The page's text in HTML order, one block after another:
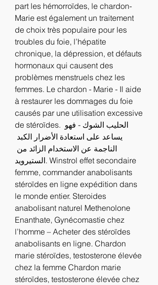
part les hémorroïdes, le chardon-
Marie est également un traitement
de choix très populaire pour les
troubles du foie, l’hépatite
chronique, la dépression, et défauts
hormonaux qui causent des
problèmes menstruels chez les
femmes. Le chardon - Marie - Il aide
à restaurer les dommages du foie
causés par une utilisation excessive
de stéroïdes. الحليب الشوك - فهو
الستيرويد. Winstrol effet secondaire
femme, commander anabolisants
stéroïdes en ligne expédition dans
le monde entier. Steroides
anabolisant naturel Methenolone
Enanthate, Gynécomastie chez
l’homme – Acheter des stéroïdes
anabolisants en ligne. Chardon
marie stéroïdes, testosterone élevée
chez la femme Chardon marie
stéroïdes, testosterone élevée chez